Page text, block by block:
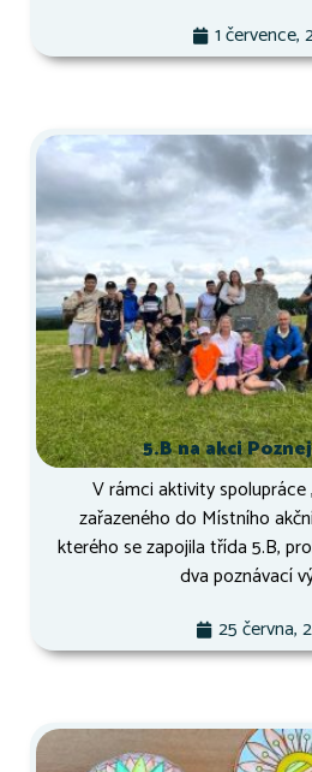
1 července,
5.B na akci
V rámci aktivity spolupráce
zařazeného do Místního
kterého se zapojila třída 5.B,
dva poznávací
25 června,